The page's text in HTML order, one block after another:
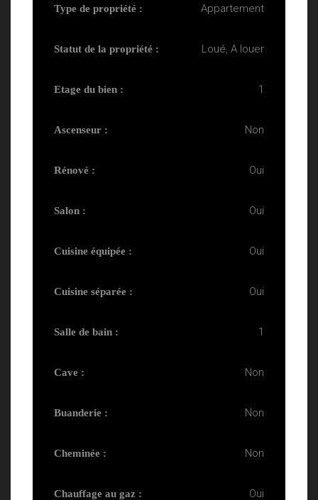
Type de propriété : Appartement
Statut de la propriété : Loué, A louer
Etage du bien : 1
Ascenseur : Non
Rénové : Oui
Salon : Oui
Cuisine équipée : Oui
Cuisine séparée : Oui
Salle de bain : 1
Cave : Non
Buanderie : Non
Cheminée : Non
Chauffage au gaz : Oui